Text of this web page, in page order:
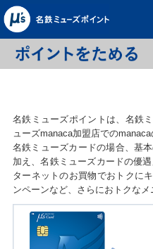
名鉄ミューズポイントは、名鉄
ューズmanaca加盟店での
名鉄ミューズカードの場合、基
加え、名鉄ミューズカードの優
ターネットのお買物でおトクに
ンペーンなど、さらにおトクなメ